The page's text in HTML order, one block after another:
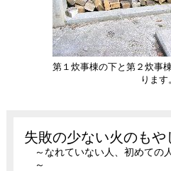
第１炊事棟の下と第２炊事
ります
失敗の少ない火のもや
～なれていない人、初めての
～